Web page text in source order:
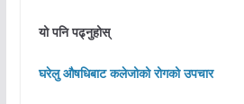
यो पनि पढ्नुहोस्
घरेलु औषधिबाट कलेजोको रोगको उपचार